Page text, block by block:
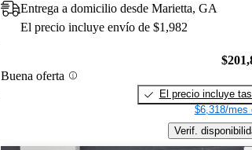
Entrega a domicilio desde Marietta, GA
El precio incluye envío de $1,982
Buena oferta
El precio incluye
$6,318/mes
Verif.